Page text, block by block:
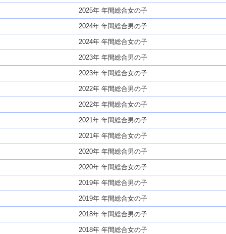
2025年 年間総合女の子
2024年 年間総合男の子
2024年 年間総合女の子
2023年 年間総合男の子
2023年 年間総合女の子
2022年 年間総合男の子
2022年 年間総合女の子
2021年 年間総合男の子
2021年 年間総合女の子
2020年 年間総合男の子
2020年 年間総合女の子
2019年 年間総合男の子
2019年 年間総合女の子
2018年 年間総合男の子
2018年 年間総合女の子